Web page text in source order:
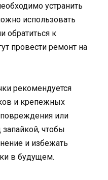
устранить
использовать
обратиться к
провести ремонт на
рекомендуется
и крепежных
или
чтобы
и избежать
в будущем.